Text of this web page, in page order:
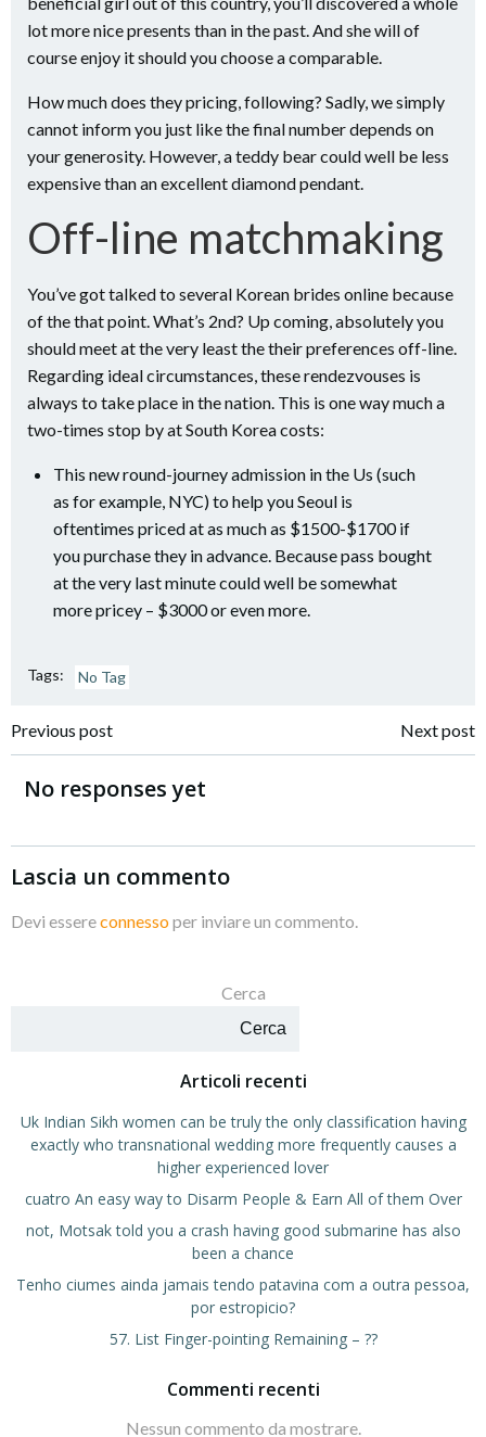
lot more nice presents than in the past. And she will of
course enjoy it should you choose a comparable.
How much does they pricing, following? Sadly, we simply
cannot inform you just like the final number depends on
your generosity. However, a teddy bear could well be less
expensive than an excellent diamond pendant.
Off-line matchmaking
You’ve got talked to several Korean brides online because
of the that point. What’s 2nd? Up coming, absolutely you
should meet at the very least the their preferences off-line.
Regarding ideal circumstances, these rendezvouses is
always to take place in the nation. This is one way much a
two-times stop by at South Korea costs:
This new round-journey admission in the Us (such
as for example, NYC) to help you Seoul is
oftentimes priced at as much as $1500-$1700 if
you purchase they in advance. Because pass bought
at the very last minute could well be somewhat
more pricey – $3000 or even more.
Tags: No Tag
Navigazione
articoli
Previous post
Navigazione
Next post
No responses yet
Lascia un commento
Devi essereconnessoper inviare un commento.
Cerca
Cerca
Articoli recenti
Uk Indian Sikh women can be truly the only classification having
exactly who transnational wedding more frequently causes a
higher experienced lover
cuatro An easy way to Disarm People & Earn All of them Over
not, Motsak told you a crash having good submarine has also
been a chance
Tenho ciumes ainda jamais tendo patavina com a outra pessoa,
por estropicio?
57. List Finger-pointing Remaining – ??
Commenti recenti
Nessun commento da mostrare.